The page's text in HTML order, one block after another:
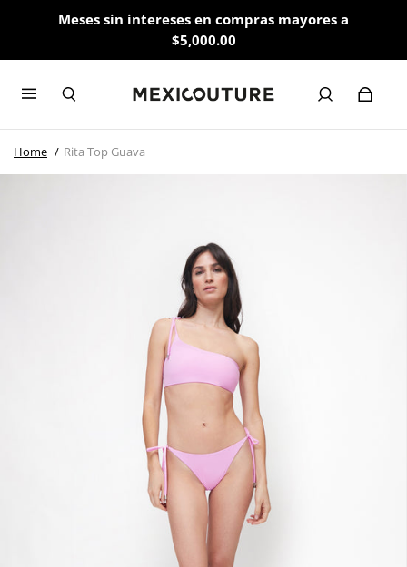
Meses sin intereses en compras mayores a
$5,000.00
Home Rita Top Guava